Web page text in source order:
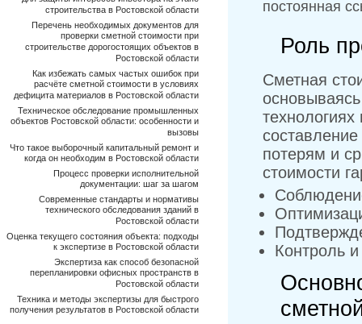
строительства в Ростовской области
Перечень необходимых документов для
проверки сметной стоимости при
строительстве дорогостоящих объектов в
Ростовской области
Как избежать самых частых ошибок при
расчёте сметной стоимости в условиях
дефицита материалов в Ростовской области
Техническое обследование промышленных
объектов Ростовской области: особенности и
вызовы
Что такое выборочный капитальный ремонт и
когда он необходим в Ростовской области
Процесс проверки исполнительной
документации: шаг за шагом
Современные стандарты и нормативы
технического обследования зданий в
Ростовской области
Оценка текущего состояния объекта: подходы
к экспертизе в Ростовской области
Экспертиза как способ безопасной
перепланировки офисных пространств в
Ростовской области
Техника и методы экспертизы для быстрого
получения результатов в Ростовской области
постоянная
Роль
Сметная
потерям и
стоимости
Контроль